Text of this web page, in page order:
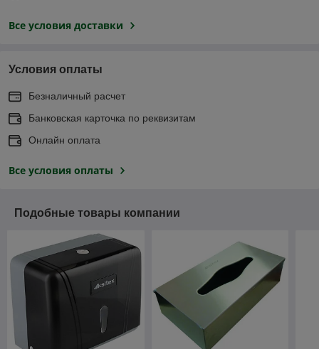
Все условия доставки
Условия оплаты
Безналичный расчет
Банковская карточка по реквизитам
Онлайн оплата
Все условия оплаты
Подобные товары компании